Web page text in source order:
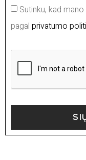
Sutinku, kad
pagal privatumo